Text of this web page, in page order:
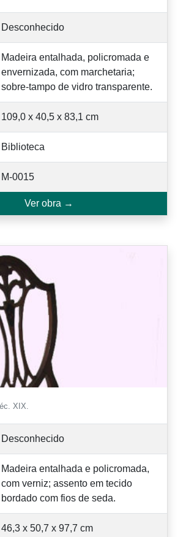
Desconhecido
Madeira entalhada, policromada e
envernizada, com marchetaria;
sobre-tampo de vidro transparente.
109,0 x 40,5 x 83,1 cm
Biblioteca
M-0015
Ver obra →
XIX.
Desconhecido
Madeira entalhada e policromada,
com verniz; assento em tecido
bordado com fios de seda.
46,3 x 50,7 x 97,7 cm